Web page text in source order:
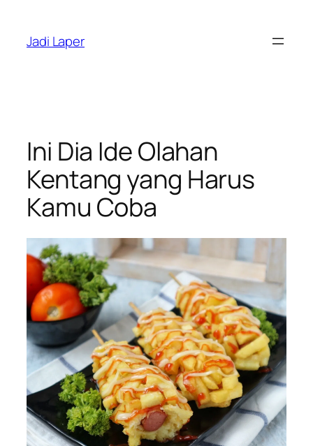
content
Jadi Laper
Ini Dia Ide Olahan
Kentang yang Harus
Kamu Coba